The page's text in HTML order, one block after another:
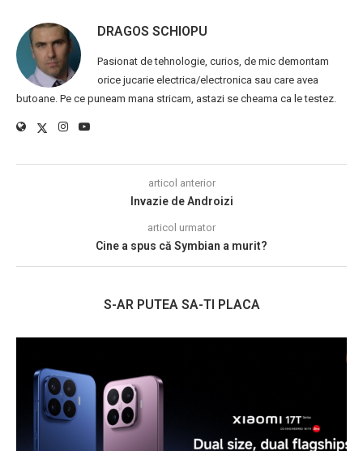
DRAGOS SCHIOPU
Pasionat de tehnologie, curios, de mic demontam
orice jucarie electrica/electronica sau care avea
butoane. Pe ce puneam mana stricam, astazi se cheama ca le testez.
articol anterior
Invazie de Androizi
articol urmator
Cine a spus că Symbian a murit?
S-AR PUTEA SA-TI PLACA